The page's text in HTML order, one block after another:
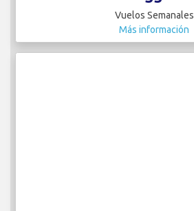
Vuelos Semanales
Más información